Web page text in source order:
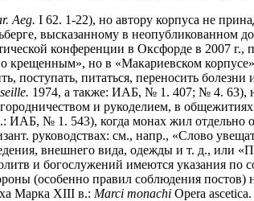
Aeg. I 62. 1-22), но автору корпуса не
высказанному в неопубликованном
конференции в Оксфорде в 2007
но в «Макариевском
поступать, питаться, переносить
1974, а также: ИАБ, № 1. 407; № 4. 63),
и рукоделием, в
№ 1. 543), когда монах жил отдельно
руководствах: см., напр., «Слово
внешнего вида, одежды и т. д., или
и богослужений имеются указания по
(особенно правил соблюдения
Марка XIII в.: Marci monachi Opera